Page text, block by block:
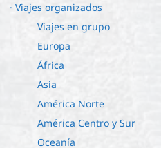
· Viajes organizados
Viajes en grupo
Europa
África
Asia
América Norte
América Centro y Sur
Oceanía